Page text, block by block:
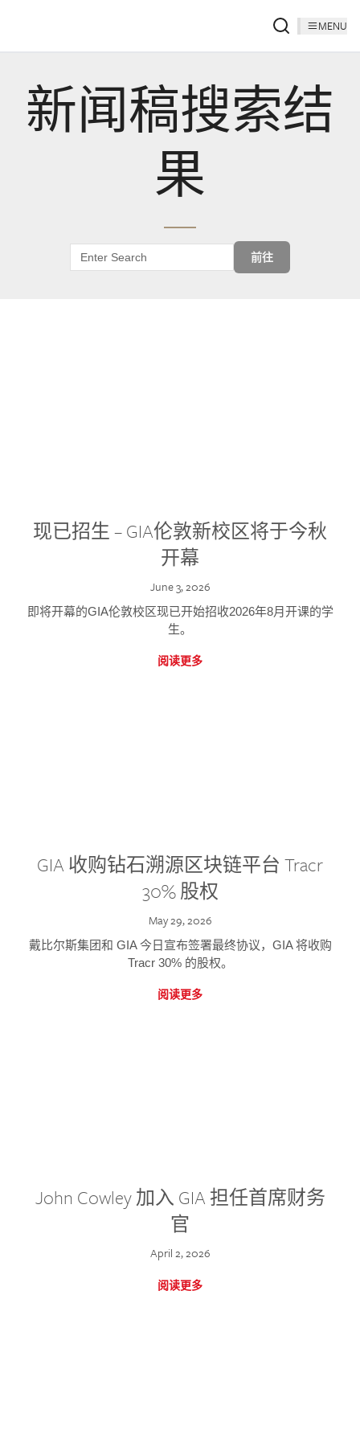
MENU
新闻稿搜索结
果
前往
现已招生 – GIA伦敦新校区将于今秋
开幕
June 3, 2026
即将开幕的GIA伦敦校区现已开始招收2026年8月开课的学
生。
阅读更多
GIA 收购钻石溯源区块链平台 Tracr
30% 股权
May 29, 2026
戴比尔斯集团和 GIA 今日宣布签署最终协议，GIA 将收购
Tracr 30% 的股权。
阅读更多
John Cowley 加入 GIA 担任首席财务
官
April 2, 2026
阅读更多